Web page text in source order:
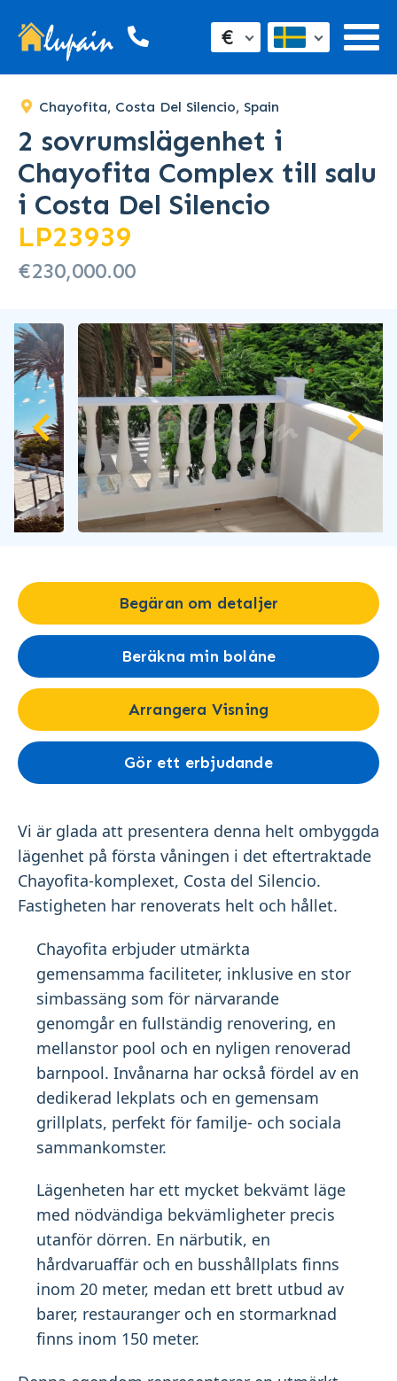
€
Chayofita, Costa Del Silencio, Spain
2 sovrumslägenhet i
Chayofita Complex till salu
i Costa Del Silencio
LP23939
€230,000.00
Begäran om detaljer
Beräkna min bolåne
Arrangera Visning
Gör ett erbjudande
Vi är glada att presentera denna helt ombyggda
lägenhet på första våningen i det eftertraktade
Chayofita-komplexet, Costa del Silencio.
Fastigheten har renoverats helt och hållet.
Chayofita erbjuder utmärkta
gemensamma faciliteter, inklusive en stor
simbassäng som för närvarande
genomgår en fullständig renovering, en
mellanstor pool och en nyligen renoverad
barnpool. Invånarna har också fördel av en
dedikerad lekplats och en gemensam
grillplats, perfekt för familje- och sociala
sammankomster.
Lägenheten har ett mycket bekvämt läge
med nödvändiga bekvämligheter precis
utanför dörren. En närbutik, en
hårdvaruaffär och en busshållplats finns
inom 20 meter, medan ett brett utbud av
barer, restauranger och en stormarknad
finns inom 150 meter.